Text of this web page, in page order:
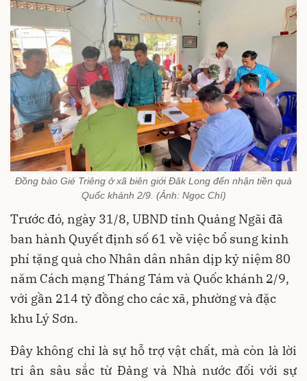
Đồng bào Gié Triêng ở xã biên giới Đăk Long đến nhận tiền quà
Quốc khánh 2/9. (Ảnh: Ngọc Chí)
Trước đó, ngày 31/8, UBND tỉnh Quảng Ngãi đã
ban hành Quyết định số 61 về việc bổ sung kinh
phí tặng quà cho Nhân dân nhân dịp kỷ niệm 80
năm Cách mạng Tháng Tám và Quốc khánh 2/9,
với gần 214 tỷ đồng cho các xã, phường và đặc
khu Lý Sơn.
Đây không chỉ là sự hỗ trợ vật chất, mà còn là lời
tri ân sâu sắc từ Đảng và Nhà nước đối với sự